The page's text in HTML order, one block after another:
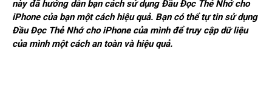
này đã hướng dẫn bạn cách sử dụng Đầu Đọc Thẻ Nhớ cho
iPhone của bạn một cách hiệu quả. Bạn có thể tự tin sử dụng
Đầu Đọc Thẻ Nhớ cho iPhone của mình để truy cập dữ liệu
của mình một cách an toàn và hiệu quả.